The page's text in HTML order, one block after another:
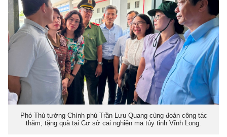
Phó Thủ tướng Chính phủ Trần Lưu Quang cùng đoàn công tác
thăm, tặng quà tại Cơ sở cai nghiện ma túy tỉnh Vĩnh Long.